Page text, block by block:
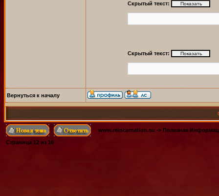
Скрытый текст:
Скрытый текст:
Вернуться к началу
www.reincarnation.su -> Полезная
Страница 12 из 16